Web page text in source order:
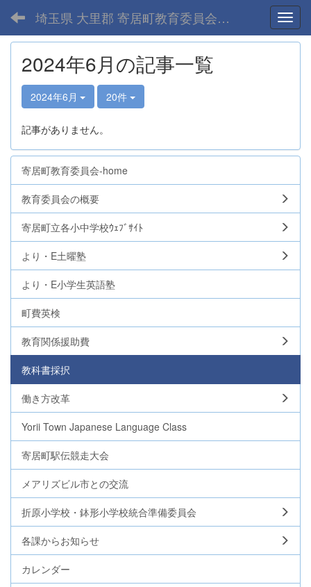
埼玉県 大里郡 寄居町教育委員会-home
2024年6月の記事一覧
2024年6月 20件
記事がありません。
寄居町教育委員会-home
教育委員会の概要
寄居町立各小中学校ｳｪﾌﾞｻｲﾄ
より・E土曜塾
より・E小学生英語塾
町費英検
教育関係援助費
教科書採択
働き方改革
Yorii Town Japanese Language Class
寄居町駅伝競走大会
メアリズビル市との交流
折原小学校・鉢形小学校統合準備委員会
各課からお知らせ
カレンダー